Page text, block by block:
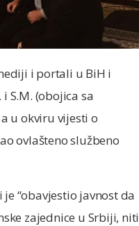
i portali u BiH i
S.M. (obojica sa
u okviru vijesti o
ovlašteno službeno
“obavjestio javnost da
zajednice u Srbiji, niti